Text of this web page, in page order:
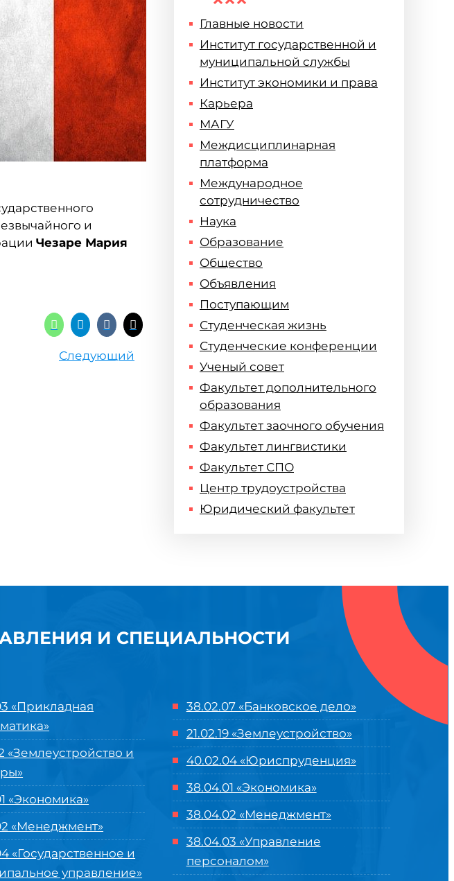
и
Чезаре Мария
Следующий
Главные новости
Институт государственной и
муниципальной службы
Институт экономики и права
Карьера
МАГУ
Междисциплинарная
платформа
Международное
сотрудничество
Наука
Образование
Общество
Объявления
Поступающим
Студенческая жизнь
Студенческие конференции
Ученый совет
Факультет дополнительного
образования
Факультет заочного обучения
Факультет лингвистики
Факультет СПО
Центр трудоустройства
Юридический факультет
И СПЕЦИАЛЬНОСТИ
«Прикладная
«Землеустройство и
«Экономика»
«Менеджмент»
«Государственное и
управление»
38.02.07 «Банковское дело»
21.02.19 «Землеустройство»
40.02.04 «Юриспруденция»
38.04.01 «Экономика»
38.04.02 «Менеджмент»
38.04.03 «Управление
персоналом»